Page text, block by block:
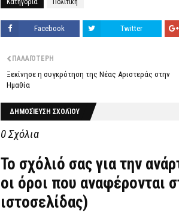
Κατηγορία Πολιτική
Facebook Twitter
ΠΑΛΑΙΌΤΕΡΗ
Ξεκίνησε η συγκρότηση της Νέας Αριστεράς στην
Ημαθία
ΔΗΜΟΣΊΕΥΣΗ ΣΧΟΛΊΟΥ
0 Σχόλια
Το σχόλιό σας για την
οι όροι που αναφέρονται
ιστοσελίδας)